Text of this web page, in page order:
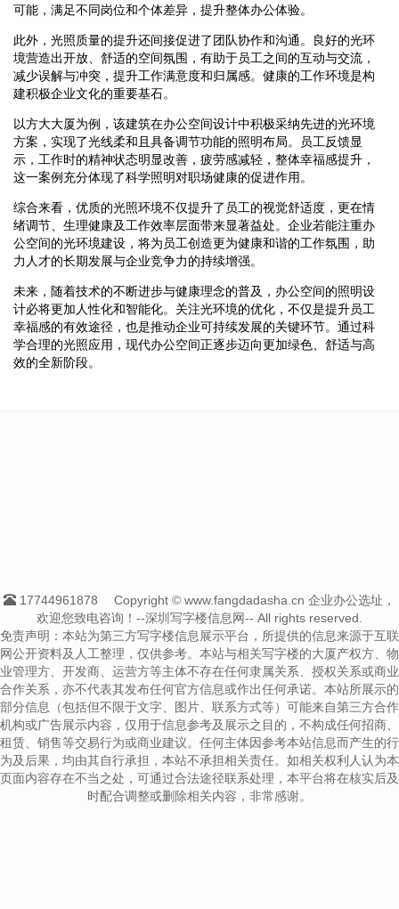
可能，满足不同岗位和个体差异，提升整体办公体验。
此外，光照质量的提升还间接促进了团队协作和沟通。良好的光环
境营造出开放、舒适的空间氛围，有助于员工之间的互动与交流，
减少误解与冲突，提升工作满意度和归属感。健康的工作环境是构
建积极企业文化的重要基石。
以方大大厦为例，该建筑在办公空间设计中积极采纳先进的光环境
方案，实现了光线柔和且具备调节功能的照明布局。员工反馈显
示，工作时的精神状态明显改善，疲劳感减轻，整体幸福感提升，
这一案例充分体现了科学照明对职场健康的促进作用。
综合来看，优质的光照环境不仅提升了员工的视觉舒适度，更在情
绪调节、生理健康及工作效率层面带来显著益处。企业若能注重办
公空间的光环境建设，将为员工创造更为健康和谐的工作氛围，助
力人才的长期发展与企业竞争力的持续增强。
未来，随着技术的不断进步与健康理念的普及，办公空间的照明设
计必将更加人性化和智能化。关注光环境的优化，不仅是提升员工
幸福感的有效途径，也是推动企业可持续发展的关键环节。通过科
学合理的光照应用，现代办公空间正逐步迈向更加绿色、舒适与高
效的全新阶段。
17744961878
Copyright © www.fangdadasha.cn 企业办公选址，
欢迎您致电咨询！--深圳写字楼信息网-- All rights reserved.
免责声明：本站为第三方写字楼信息展示平台，所提供的信息来源于互联
网公开资料及人工整理，仅供参考。本站与相关写字楼的大厦产权方、物
业管理方、开发商、运营方等主体不存在任何隶属关系、授权关系或商业
合作关系，亦不代表其发布任何官方信息或作出任何承诺。本站所展示的
部分信息（包括但不限于文字、图片、联系方式等）可能来自第三方合作
机构或广告展示内容，仅用于信息参考及展示之目的，不构成任何招商、
租赁、销售等交易行为或商业建议。任何主体因参考本站信息而产生的行
为及后果，均由其自行承担，本站不承担相关责任。如相关权利人认为本
页面内容存在不当之处，可通过合法途径联系处理，本平台将在核实后及
时配合调整或删除相关内容，非常感谢。